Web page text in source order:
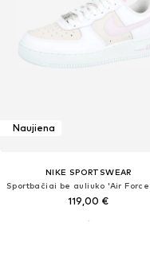
Naujiena
NIKE SPORTSWEAR
119,00 €